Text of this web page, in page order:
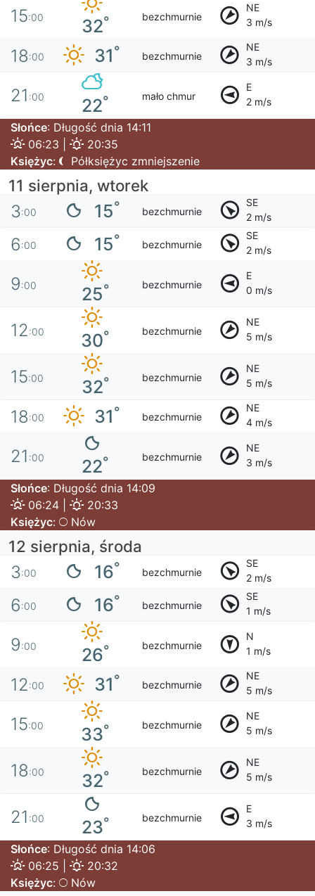
15:00 32° bezchmurnie
NE
3 m/s
18:00 31° bezchmurnie
NE
3 m/s
21 :00 22° mało chmur
E
2 m/s
Słońce: Długość dnia 14:11
06:23 |
20:35
Księżyc: Półksiężyc zmniejszenie
11 sierpnia, wtorek
3:00 15° bezchmurnie
SE
2 m/s
6:00 15° bezchmurnie
SE
2 m/s
9:00 25° bezchmurnie
E
0 m/s
12:00 30° bezchmurnie
NE
5 m/s
15:00 32° bezchmurnie
NE
5 m/s
18:00 31° bezchmurnie
NE
4 m/s
21 :00 22° bezchmurnie
NE
3 m/s
Słońce: Długość dnia 14:09
06:24 |
20:33
Księżyc: Nów
12 sierpnia, środa
3:00 16° bezchmurnie
SE
2 m/s
6:00 16° bezchmurnie
SE
1 m/s
9:00 26° bezchmurnie
N
1 m/s
12:00 31° bezchmurnie
NE
5 m/s
15:00 33° bezchmurnie
NE
5 m/s
18:00 32° bezchmurnie
NE
5 m/s
21 :00 23° bezchmurnie
E
3 m/s
Słońce: Długość dnia 14:06
06:25 |
20:32
Księżyc: Nów